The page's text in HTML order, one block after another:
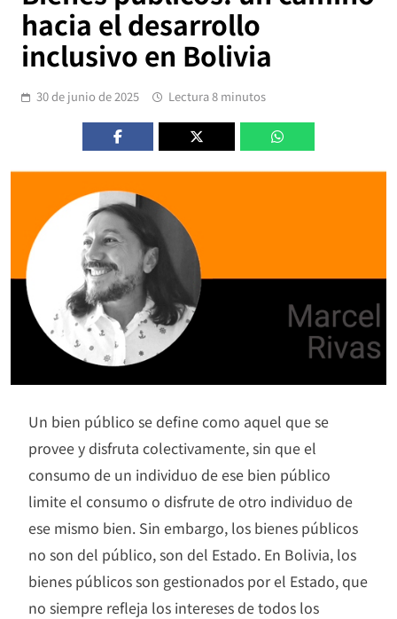
hacia el desarrollo
inclusivo en Bolivia
30 de junio de 2025 Lectura 8 minutos
Un bien público se define como aquel que se
provee y disfruta colectivamente, sin que el
consumo de un individuo de ese bien público
limite el consumo o disfrute de otro individuo de
ese mismo bien. Sin embargo, los bienes públicos
no son del público, son del Estado. En Bolivia, los
bienes públicos son gestionados por el Estado, que
no siempre refleja los intereses de todos los